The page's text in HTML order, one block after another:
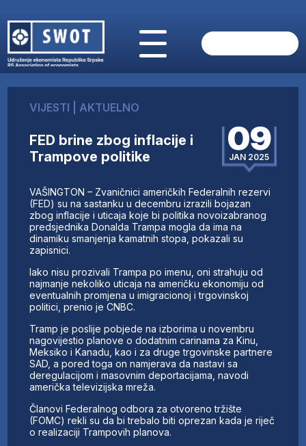
O NAMA
AKTUELNO
ANALIZE
FINANSIJE
IZ STRANIH MEDIJA
AKTIVNOSTI
SWOT INTERVJU
UČLANI SE
KONTAKT
VIJESTI AKTUELNO
FED brine zbog inflacije i
Trampove politike
09
JAN 2025
VAŠINGTON – Zvaničnici američkih Federalnih rezervi
(FED) su na sastanku u decembru izrazili bojazan
zbog inflacije i uticaja koje bi politika novoizabranog
predsjednika Donalda Trampa mogla da ima na
dinamiku smanjenja kamatnih stopa, pokazali su
zapisnici.
Iako nisu prozivali Trampa po imenu, oni strahuju od
najmanje nekoliko uticaja na američku ekonomiju od
eventualnih promjena u imigracionoj i trgovinskoj
politici, prenio je CNBC.
Tramp je poslije pobjede na izborima u novembru
nagovijestio planove o dodatnim carinama za Kinu,
Meksiko i Kanadu, kao i za druge trgovinske partnere
SAD, a pored toga on namjerava da nastavi sa
deregulacijom i masovnim deportacijama, navodi
američka televizijska mreža.
Članovi Federalnog odbora za otvoreno tržište
(FOMC) rekli su da bi trebalo biti oprezan kada je riječ
o realizaciji Trampovih planova.